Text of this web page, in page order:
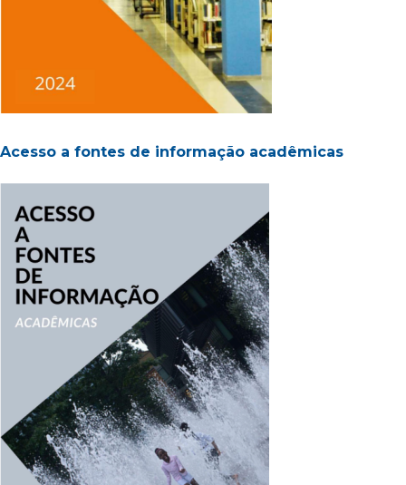
Acesso a fontes de informação acadêmicas